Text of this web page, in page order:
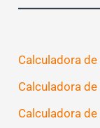
Calculadora
Calculadora
Calculadora